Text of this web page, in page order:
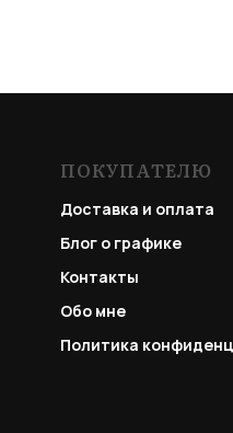
ПОКУПАТЕЛЮ
Доставка и оплата
Блог о графике
Контакты
Обо мне
Политика